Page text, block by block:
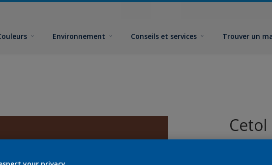
Environnement Conseils et services Trouver un